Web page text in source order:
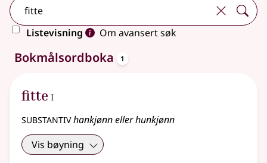
Listevisning
Om avansert søk
Ett treff
Bokmålsordboka 1
fitte 1
I
substantivhankjønn eller hunkjønn
Vis bøyning